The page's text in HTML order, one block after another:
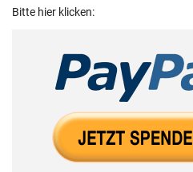
Bitte hier klicken: